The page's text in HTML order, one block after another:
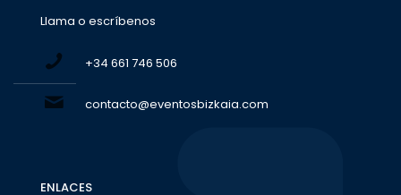
Llama o escríbenos
+34 661 746 506
contacto@eventosbizkaia.com
ENLACES